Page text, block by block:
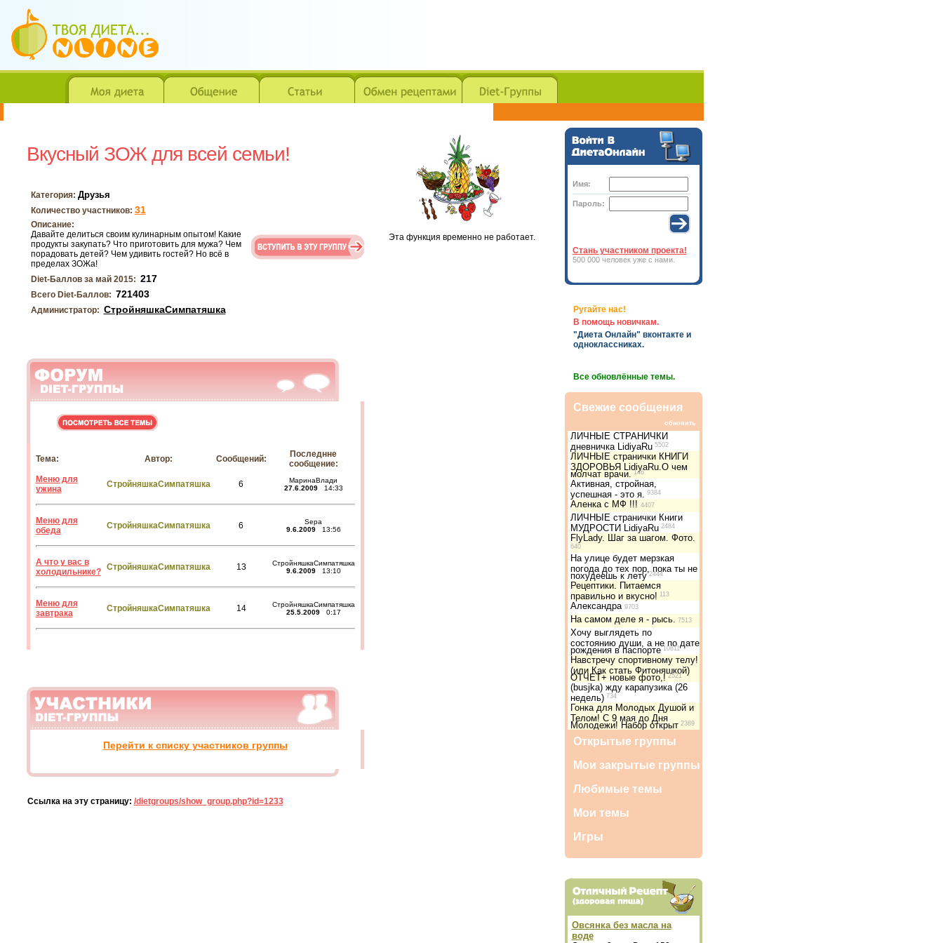
Вкусный ЗОЖ для всей семьи!
Категория: Друзья
Количество участников: 31
Описание:
Давайте делиться своим кулинарным опытом! Какие
продукты закупать? Что приготовить для мужа? Чем
порадовать детей? Чем удивить гостей? Но всё в
пределах ЗОЖа!
Diet-Баллов за май 2015: 217
Всего Diet-Баллов: 721403
Администратор: СтройняшкаСимпатяшка
Тема: Автор: Сообщений:
Последнне
сообщение:
Меню для
ужина
СтройняшкаСимпатяшка 6
МаринаВлади
27.6.200914:33
Меню для
обеда
СтройняшкаСимпатяшка 6
Sepa
9.6.200913:56
А что у вас в
холодильнике?
СтройняшкаСимпатяшка 13
СтройняшкаСимпатяшка
9.6.200913:10
Меню для
завтрака
СтройняшкаСимпатяшка 14
СтройняшкаСимпатяшка
25.5.20090:17
Перейти к списку участников группы
Эта функция временно не работает.
Ссылка на эту страницу: /dietgroups/show_group.php?id=1233
Имя:
Пароль:
Стань участником проекта!
500 000 человек уже с нами.
Ругайте нас!
В помощь новичкам.
"Диета Онлайн" вконтакте и
одноклассниках.
Все обновлённые темы.
Свежие сообщения
обновить
ЛИЧНЫЕ СТРАНИЧКИ
дневничка LidiyaRu5502
ЛИЧНЫЕ странички КНИГИ
ЗДОРОВЬЯ LidiyaRu.О чем
молчат врачи. 146
Активная, стройная,
успешная - это я. 9384
Аленка с МФ !!! 4407
ЛИЧНЫЕ странички Книги
МУДРОСТИ LidiyaRu2484
FlyLady. Шаг за шагом. Фото.
640
На улице будет мерзкая
погода до тех пор, пока ты не
похудеешь к лету2444
Рецептики. Питаемся
правильно и вкусно! 113
Александра 9703
На самом деле я - рысь. 7513
Хочу выглядеть по
состоянию души, а не по дате
рождения в паспорте10811
Навстречу спортивному телу!
(или Как стать Фитоняшкой)
ОТЧЕТ+ новые фото,!2521
(busjka) жду карапузика (26
недель)734
Гонка для Молодых Душой и
Телом! С 9 мая до Дня
Молодежи! Набор открыт2389
Открытые группы
Мои закрытые группы
Любимые темы
Мои темы
Игры
Овсянка без масла на
воде